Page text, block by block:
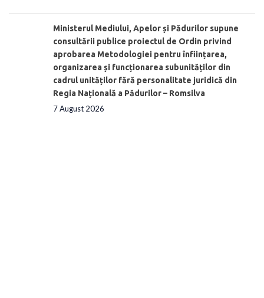
Ministerul Mediului, Apelor și Pădurilor supune
consultării publice proiectul de Ordin privind
aprobarea Metodologiei pentru înființarea,
organizarea și funcționarea subunităților din
cadrul unităților fără personalitate juridică din
Regia Națională a Pădurilor – Romsilva
7 August 2026